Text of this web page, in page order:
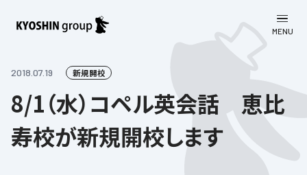
MENU
会社案内
会社案内
事業一覧
2018.07.19 新規開校
8/1（水）コペル英会話 恵比
寿校が新規開校します